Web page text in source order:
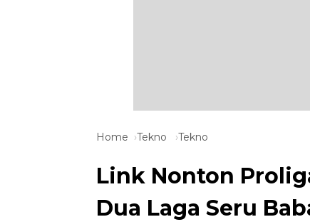
Home Tekno Tekno
Link Nonton
Dua Laga Seru